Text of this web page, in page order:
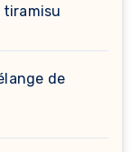
tiramisu
de